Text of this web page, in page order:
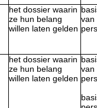
het dossier waarin
ze hun belang
willen laten gelden
van
het dossier waarin
ze hun belang
willen laten gelden
van